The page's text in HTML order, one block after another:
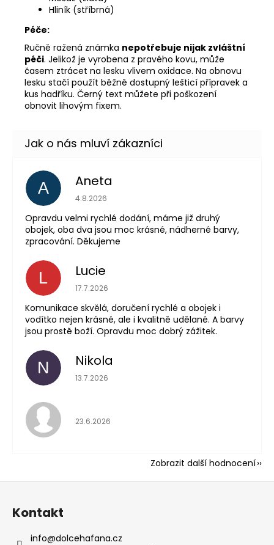
Hliník (stříbrná)
Péče:
Ručně ražená známka nepotřebuje nijak zvláštní
péči. Jelikož je vyrobena z pravého kovu, může
časem ztrácet na lesku vlivem oxidace. Na obnovu
lesku stačí použít běžně dostupný lešticí přípravek a
kus hadříku. Černý text můžete při poškození
obnovit lihovým fixem.
A Aneta
Hodnocení
4.8.2026
Opravdu velmi rychlé dodání, máme již druhý
obojek, oba dva jsou moc krásné, nádherné barvy,
zpracování. Děkujeme
L Lucie
Hodnocení
17.7.2026
Komunikace skvělá, doručení rychlé a obojek i
vodítko nejen krásné, ale i kvalitně udělané. A barvy
jsou prostě boží. Opravdu moc dobrý zážitek.
N Nikola
Hodnocení
13.7.2026
Hodnocení
23.6.2026
Zobrazit další hodnocení
Z
Kontakt
info@dolcehafana.cz